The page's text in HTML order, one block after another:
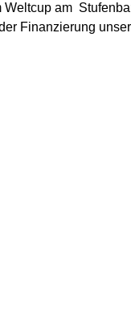
am
Finanzierung